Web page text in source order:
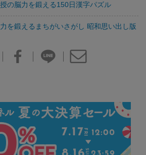
の脳力を鍛える150日漢字パズル
を鍛えるまちがいさがし 昭和思い出し版